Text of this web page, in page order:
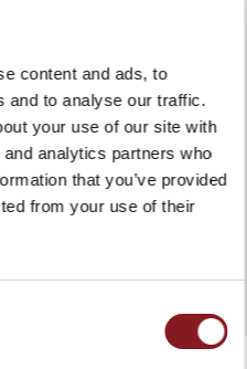
content and ads, to
and to analyse our traffic.
your use of our site with
analytics partners who
that you’ve provided
from your use of their
caso se recomienda
tejidos y esponjas